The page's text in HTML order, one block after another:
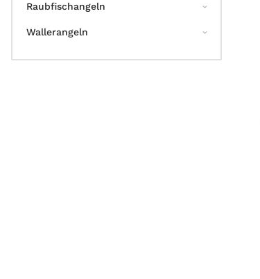
Raubfischangeln
Wallerangeln